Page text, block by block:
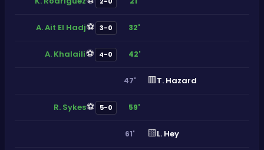
A. Ait El Hadj⚽ 3-0 32'
A. Khalaili⚽ 4-0 42'
47' 🟥T. Hazard
R. Sykes⚽ 5-0 59'
61' 🟨L. Hey